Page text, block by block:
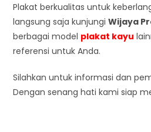
Plakat berkualitas untuk
langsung saja kunjungiWijaya
berbagai model plakat kayu
referensi untuk Anda.
Silahkan untuk informasi dan
Dengan senang hati kami siap